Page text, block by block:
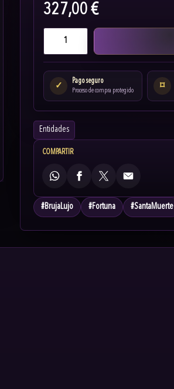
327,00 €
✓
Pago seguro
Proceso de compra protegido
⌑
Entidades
COMPARTIR
WhatsAppFacebook
X Email
#BrujaLujo #Fortuna #SantaMuerte